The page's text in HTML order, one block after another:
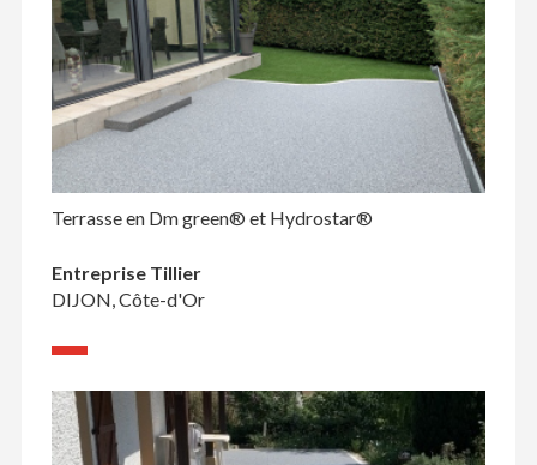
Terrasse en Dm green® et Hydrostar®
Entreprise Tillier
DIJON, Côte-d'Or